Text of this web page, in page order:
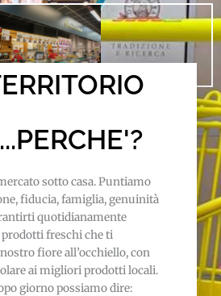
sotto casa. Puntiamo
fiducia, famiglia, genuinità
quotidianamente
freschi che ti
fiore all’occhiello, con
ai migliori prodotti locali.
giorno possiamo dire: